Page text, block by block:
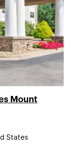
Mount
States